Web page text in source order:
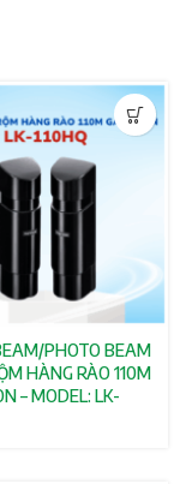
PHOTO BEAM
HÀNG RÀO 110M
– MODEL: LK-